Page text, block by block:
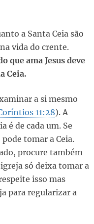
a Santa Ceia são
vida do crente.
que ama Jesus deve
Ceia.
a si mesmo
11:28). A
é de cada um. Se
tomar a Ceia.
procure também
só deixa tomar a
isso mas
para regularizar a